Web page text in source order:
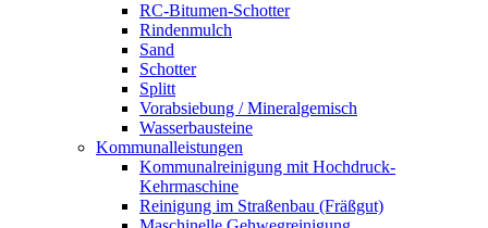
RC-Bitumen-Schotter
Rindenmulch
Sand
Schotter
Splitt
Vorabsiebung / Mineralgemisch
Wasserbausteine
Kommunalleistungen
Kommunalreinigung mit Hochdruck-
Kehrmaschine
Reinigung im Straßenbau (Fräßgut)